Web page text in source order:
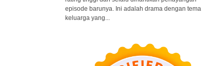
episode barunya. Ini adalah drama dengan tema
keluarga yang...